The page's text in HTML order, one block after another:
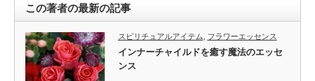
この著者の最新の記事
スピリチュアルアイテム, フラワーエッセンス
インナーチャイルドを癒す魔法のエッセ
ンス